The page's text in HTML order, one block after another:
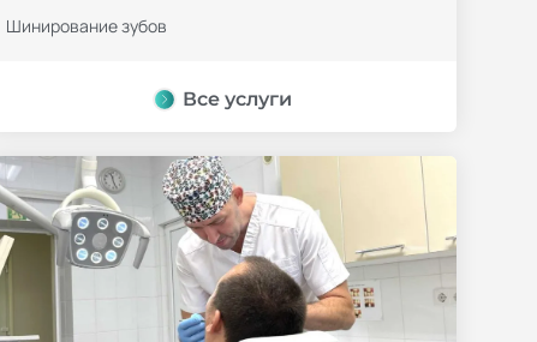
Шинирование зубов
Все услуги